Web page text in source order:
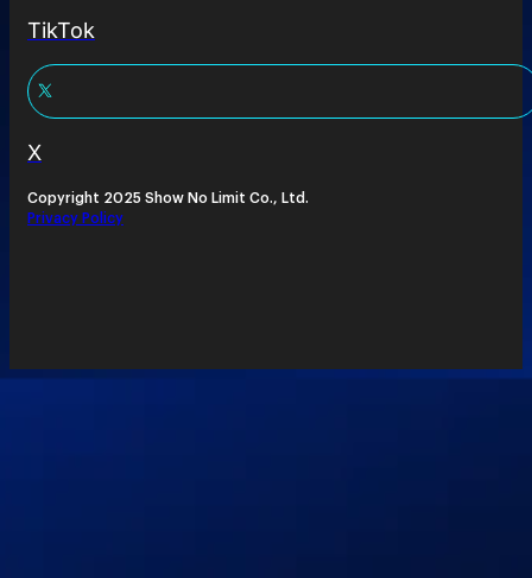
TikTok
X
Copyright 2025 Show No Limit Co., Ltd.
Privacy Policy